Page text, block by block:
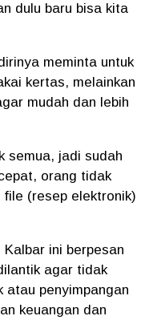
dulu baru bisa kita
meminta untuk
kertas, melainkan
mudah dan lebih
semua, jadi sudah
orang tidak
(resep elektronik)
ini berpesan
agar tidak
atau penyimpangan
keuangan dan